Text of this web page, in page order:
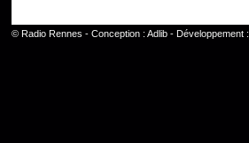
© Radio Rennes - Conception : Adlib- Développement :